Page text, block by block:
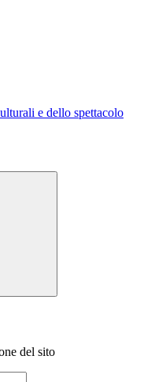
e dello spettacolo
del sito